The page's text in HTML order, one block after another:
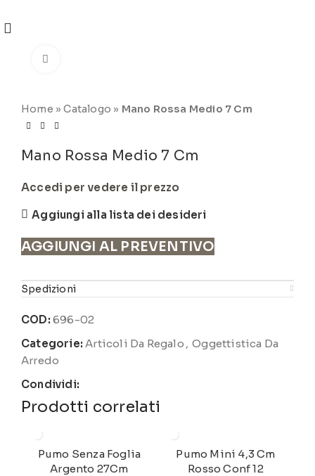
Home »Catalogo » Mano Rossa Medio 7 Cm
Mano Rossa Medio 7 Cm
Accedi per vedere il prezzo
Aggiungi alla lista dei desideri
AGGIUNGI AL PREVENTIVO
Spedizioni
COD: 696-02
Categorie: Articoli Da Regalo , Oggettistica Da
Arredo
Condividi:
Prodotti correlati
Pumo Senza Foglia
Argento 27Cm
Pumo Mini 4,3 Cm
Rosso Conf 12